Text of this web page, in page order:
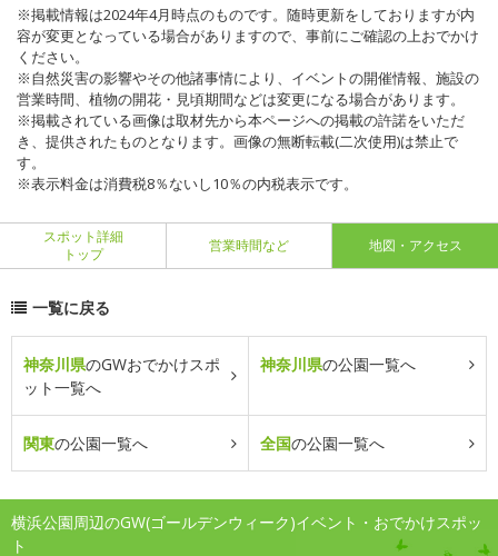
※掲載情報は2024年4月時点のものです。随時更新をしておりますが内
容が変更となっている場合がありますので、事前にご確認の上おでかけ
ください。
※自然災害の影響やその他諸事情により、イベントの開催情報、施設の
営業時間、植物の開花・見頃期間などは変更になる場合があります。
※掲載されている画像は取材先から本ページへの掲載の許諾をいただ
き、提供されたものとなります。画像の無断転載(二次使用)は禁止で
す。
※表示料金は消費税8％ないし10％の内税表示です。
スポット詳細
トップ
営業時間など 地図・アクセス
一覧に戻る
神奈川県のGWおでかけスポ
ット一覧へ
神奈川県の公園一覧へ
関東の公園一覧へ 全国の公園一覧へ
横浜公園周辺のGW(ゴールデンウィーク)イベント・おでかけスポッ
ト